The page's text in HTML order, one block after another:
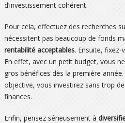
d’investissement cohérent.
Pour cela, effectuez des recherches
nécessitent pas beaucoup de fonds
rentabilité acceptables. Ensuite, fixez-
En effet, avec un petit budget, vous
gros bénéfices dès la première
objective, vous investirez sans trop
finances.
Enfin, pensez sérieusement à